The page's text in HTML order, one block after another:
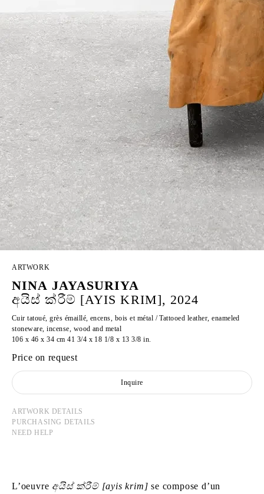
ARTWORK
NINA JAYASURIYA
අයිස් ක්රීම් [AYIS KRIM], 2024
Cuir tatoué, grès émaillé, encens, bois et métal / Tattooed leather, enameled
stoneware, incense, wood and metal
106 x 46 x 34 cm 41 3/4 x 18 1/8 x 13 3/8 in.
Price on request
Inquire
ARTWORK DETAILS
PURCHASING DETAILS
NEED HELP
L’oeuvre අයිස් ක්රීම් [ayis krim] se compose d’un